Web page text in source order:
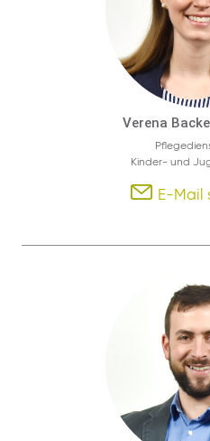
Verena
Kinder- und
E-Mail